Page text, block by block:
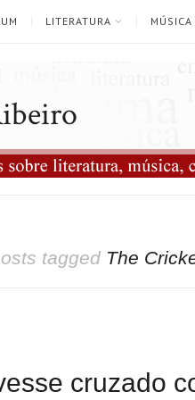
LITERATURA MÚSICA
tagged The
cruzado